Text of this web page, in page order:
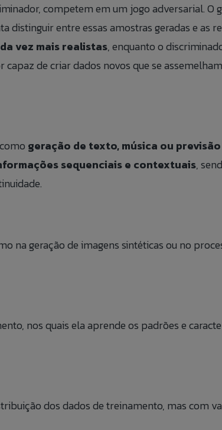
competem em um jogo adversarial. O
entre essas amostras geradas e as
vez mais realistas, enquanto o
de criar dados novos que se
geração de texto, música ou
sequenciais e contextuais,
na geração de imagens sintéticas ou no
nos quais ela aprende os padrões e
dos dados de treinamento, mas com
abaixo para